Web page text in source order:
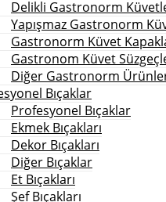
Delikli Gastronorm
Yapışmaz Gastronorm
Gastronorm Küvet
Gastronom Küvet
Diğer Gastronorm
Bıçaklar
Profesyonel Bıçaklar
Ekmek Bıçakları
Dekor Bıçakları
Diğer Bıçaklar
Et Bıçakları
Şef Bıçakları